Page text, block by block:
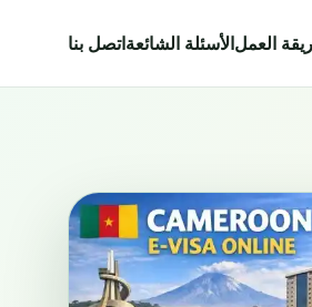
العملالأسئلة الشائعةاتصل بنا